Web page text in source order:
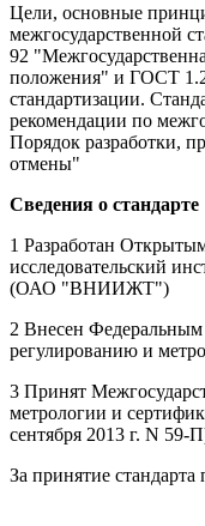
Цели, основные
межгосударственной
92
положения" и ГОСТ
стандартизации.
рекомендации по
Порядок разработки,
отмены"
Сведения о стандарте
1 Разработан
исследовательский
(ОАО "ВНИИЖТ")
2 Внесен Федеральным
регулированию и
3 Принят
метрологии и
сентября 2013 г. N 59-
За принятие стандарта